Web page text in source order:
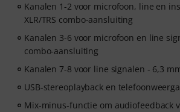
Kanalen 1-2 voor microfoon, line en
XLR/TRS combo-aansluiting
Kanalen 3-6 voor microfoon en line
combo-aansluiting
Kanalen 7-8 voor line signalen - 6,3
USB-stereoplayback en
Mix-minus-functie om audiofeedback